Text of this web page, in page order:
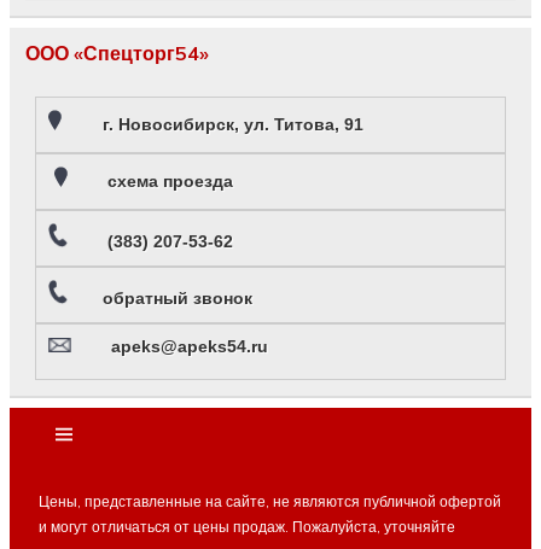
ООО «Спецторг54»
г. Новосибирск, ул. Титова, 91
схема проезда
(383) 207-53-62
обратный звонок
apeks@apeks54.ru
Цены, представленные на сайте, не являются публичной офертой
и могут отличаться от цены продаж. Пожалуйста, уточняйте